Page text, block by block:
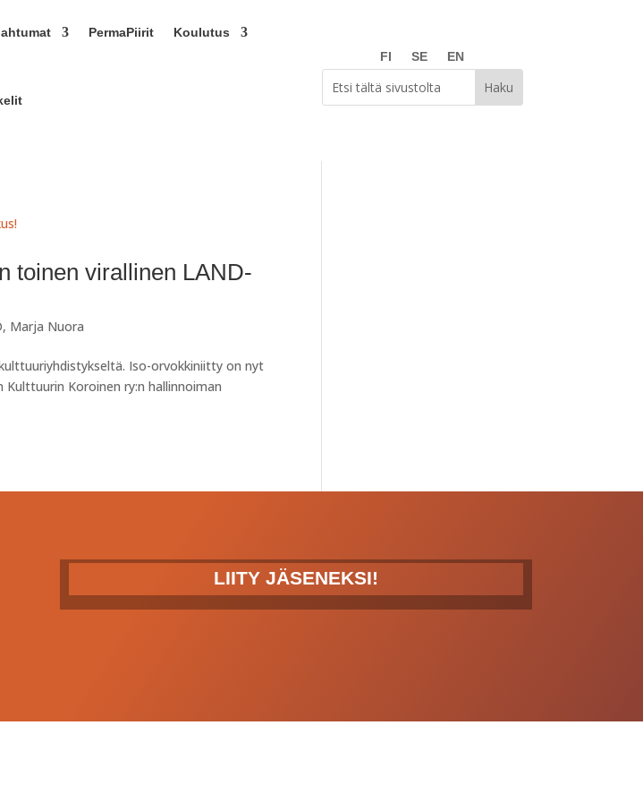
PermaPiirit Koulutus
FI SE EN
toinen virallinen LAND-
, Marja Nuora
Iso-orvokkiniitty on nyt
Kulttuurin Koroinen ry:n hallinnoiman
LIITY JÄSENEKSI!